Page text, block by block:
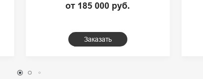
от 185 000 руб.
Заказать